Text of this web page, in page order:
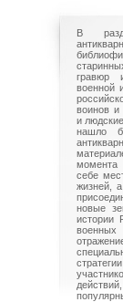
В
гравюр
военной
воинов и
и
нашло
момента
себе
жизней,
новые
истории
военных